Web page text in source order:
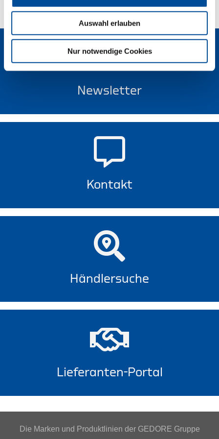
Auswahl erlauben
Nur notwendige Cookies
Newsletter
Kontakt
Händlersuche
Lieferanten-Portal
Die Marken und Produktlinien der GEDORE Gruppe